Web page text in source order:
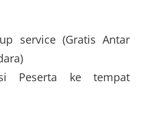
service (Gratis Antar
Peserta ke tempat